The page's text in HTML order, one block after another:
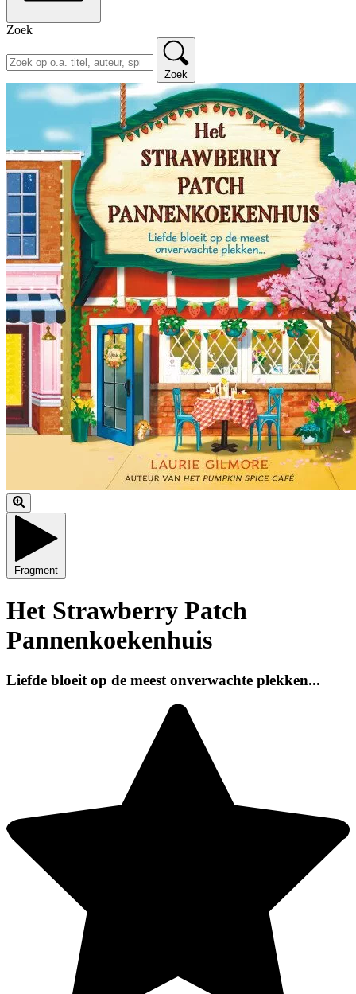
Zoek
Zoek
Fragment
Het Strawberry Patch
Pannenkoekenhuis
Liefde bloeit op de meest onverwachte plekken...